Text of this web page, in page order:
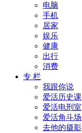
电脑
手机
居家
娱乐
健康
出行
消费
专 栏
我跟你说
爱活历史课
爱活电刑室
爱活角斗场
去他的摄影